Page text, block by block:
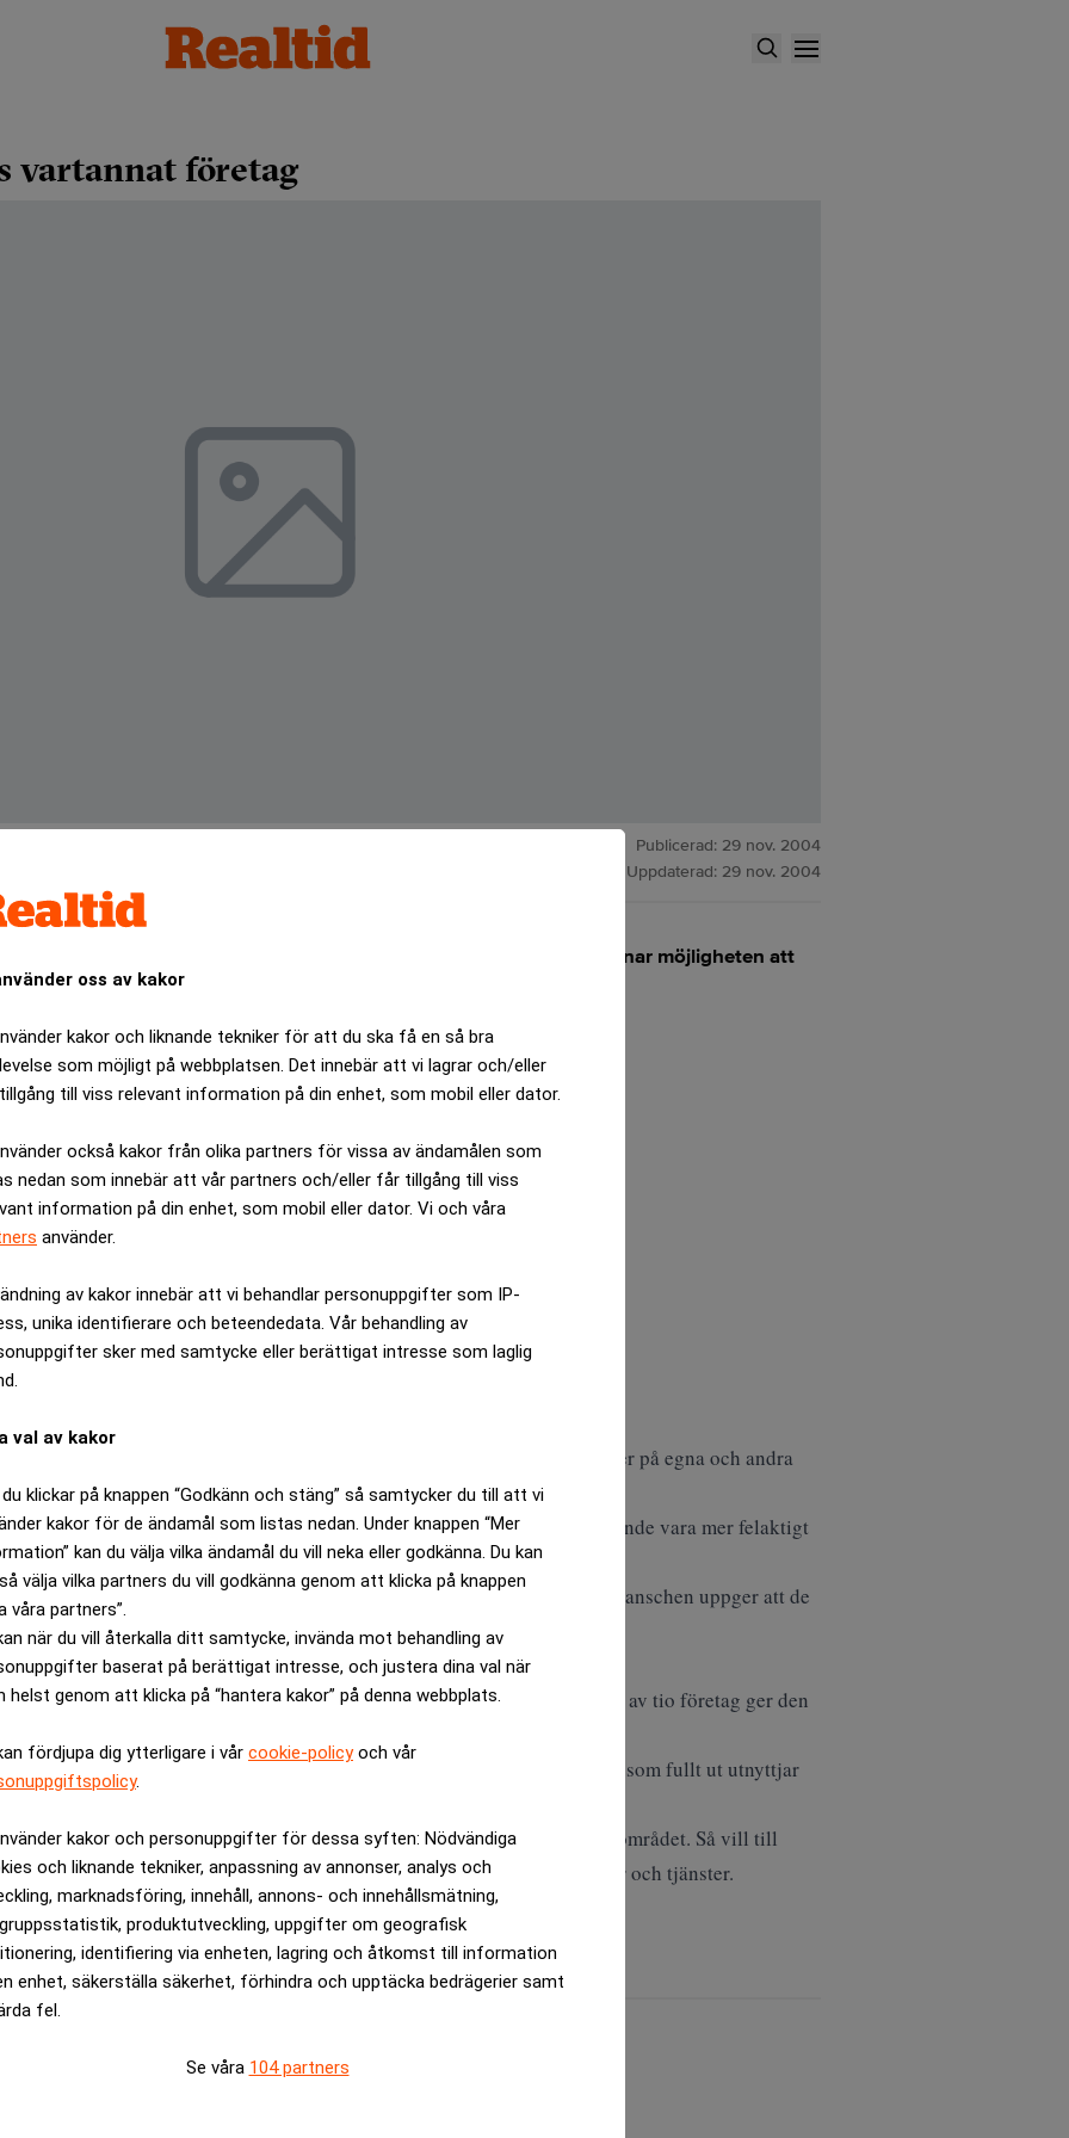
oss av kakor
kakor och liknande tekniker för att du ska få en så bra
som möjligt på webbplatsen. Det innebär att vi lagrar och/eller
till viss relevant information på din enhet, som mobil eller dator.
också kakor från olika partners för vissa av ändamålen som
nedan som innebär att vår partners och/eller får tillgång till viss
information på din enhet, som mobil eller dator. Vi och våra
använder.
av kakor innebär att vi behandlar personuppgifter som IP-
unika identifierare och beteendedata. Vår behandling av
sker med samtycke eller berättigat intresse som laglig
val av kakor
klickar på knappen “Godkänn och stäng” så samtycker du till att vi
kakor för de ändamål som listas nedan. Under knappen “Mer
kan du välja vilka ändamål du vill neka eller godkänna. Du kan
välja vilka partners du vill godkänna genom att klicka på knappen
våra partners”.
när du vill återkalla ditt samtycke, invända mot behandling av
baserat på berättigat intresse, och justera dina val när
helst genom att klicka på “hantera kakor” på denna webbplats.
fördjupa dig ytterligare i vår cookie-policyoch vår
.
kakor och personuppgifter för dessa syften: Nödvändiga
och liknande tekniker, anpassning av annonser, analys och
marknadsföring, innehåll, annons- och innehållsmätning,
produktutveckling, uppgifter om geografisk
identifiering via enheten, lagring och åtkomst till information
enhet, säkerställa säkerhet, förhindra och upptäcka bedrägerier samt
fel.
Se våra 104 partners
vartannat företag
Publicerad: 29 nov. 2004
Uppdaterad: 29 nov. 2004
till bredband. Sex av tio småföretag med färre än tio anställda saknar möjligheten att
över internet.
ANNONS
Telia Sonera. Företaget har frågat närmare 2.700 svenskar om hur de ser på egna och andra
annat internet.
är det internet, hemsida och e-handel för hela slanten. Inget kunde vara mer felaktigt
via nätet. Men faktum är att bara 31 procent av de tillfrågade i turistbranschen uppger att de
hemsida där de också kan köpa en resa.
att mejla till företaget ger därefter ett snabbt svar.
handel via hemsidan är enligt enkäten byggbranschen, där inte ens ett av tio företag ger den
att via en hemsida exponera sitt företag, men det är uppenbart färre som fullt ut utnyttjar
de vill se framtiden, tycks det ändå finnas utrymme för utveckling på området. Så vill till
i framtiden ska vara möjligt att direkt på nätet beställa eller köpa varor och tjänster.
är kostnadsfritt: Prenumerera